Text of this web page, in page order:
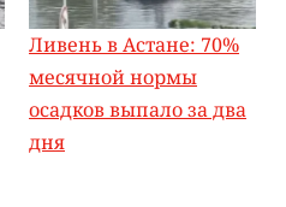
Ливень в Астане: 70%
месячной нормы
осадков выпало за два
дня